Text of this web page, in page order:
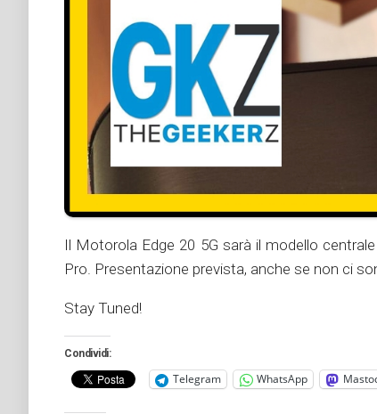
Il Motorola Edge 20 5G sarà il modello
Pro. Presentazione prevista, anche se non ci
Stay Tuned!
Condividi:
Telegram WhatsApp